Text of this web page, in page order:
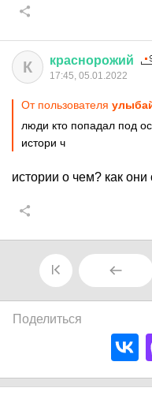
К краснорожий
17:45, 05.01.2022
От пользователя
люди кто попадал под
истори ч
истории о чем? как
Поделиться